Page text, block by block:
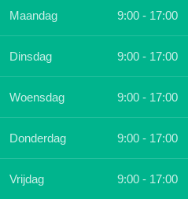
Maandag 9:00 - 17:00
Dinsdag 9:00 - 17:00
Woensdag 9:00 - 17:00
Donderdag 9:00 - 17:00
Vrijdag 9:00 - 17:00